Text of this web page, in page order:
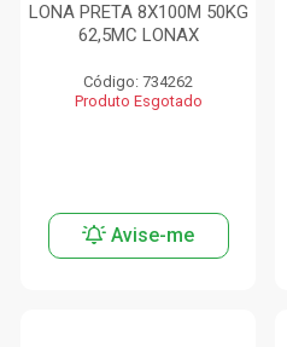
LONA PRETA 8X100M 50KG
62,5MC LONAX
Código: 734262
Produto Esgotado
Avise-me